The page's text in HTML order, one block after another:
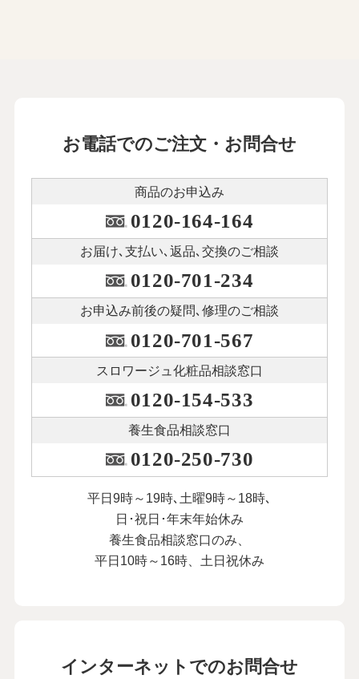
お電話でのご注文・お問合せ
商品のお申込み
0120-164-164
お届け､支払い､ 返品､交換のご相談
0120-701-234
お申込み前後の疑問､修理のご相談
0120-701-567
スロワージュ化粧品相談窓口
0120-154-533
養生食品相談窓口
0120-250-730
平日9時～19時､土曜9時～18時､
日･祝日･年末年始休み
養生食品相談窓口のみ、
平日10時～16時、土日祝休み
インターネットでのお問合せ